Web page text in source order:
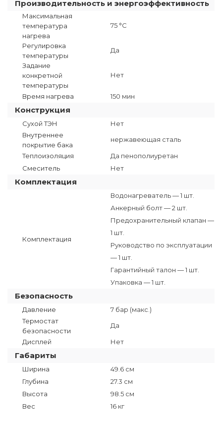
Производительность и энергоэффективность
Максимальная
температура
нагрева
75 °C
Регулировка
температуры
Да
Задание
конкретной
температуры
Нет
Время нагрева 150 мин
Конструкция
Сухой ТЭН
Нет
Внутреннее
покрытие бака
нержавеющая сталь
Теплоизоляция
Да пенополиуретан
Смеситель
Нет
Комплектация
Комплектация
Водонагреватель — 1 шт.
Анкерный болт — 2 шт.
Предохранительный клапан —
1 шт.
Руководство по эксплуатации
— 1 шт.
Гарантийный талон — 1 шт.
Упаковка — 1 шт.
Безопасность
Давление
7 бар (макс.)
Термостат
безопасности
Да
Дисплей Нет
Габариты
Ширина
49.6 см
Глубина
27.3 см
Высота
98.5 см
Вес
16 кг